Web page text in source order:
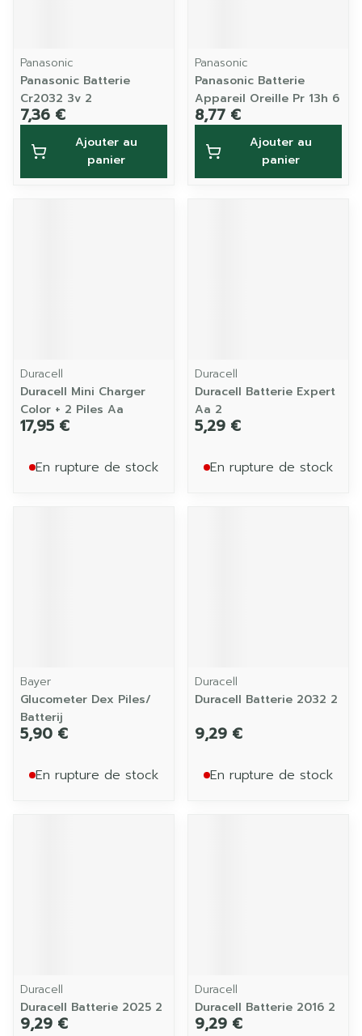
Panasonic
Panasonic Batterie
Cr2032 3v 2
7,36 €
Ajouter au
panier
Panasonic
Panasonic Batterie
Appareil Oreille Pr 13h 6
8,77 €
Ajouter au
panier
Duracell
Duracell Mini Charger
Color + 2 Piles Aa
17,95 €
En rupture de stock
Duracell
Duracell Batterie Expert
Aa 2
5,29 €
En rupture de stock
Bayer
Glucometer Dex Piles/
Batterij
5,90 €
En rupture de stock
Duracell
Duracell Batterie 2032 2
9,29 €
En rupture de stock
Duracell
Duracell Batterie 2025 2
9,29 €
Duracell
Duracell Batterie 2016 2
9,29 €